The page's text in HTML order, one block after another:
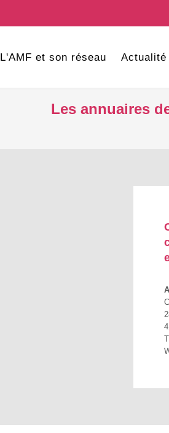
L'AMF et son réseau Actualité
Les annuaires